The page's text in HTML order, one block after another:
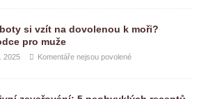
si vzít na dovolenou k moři?
pro muže
2025 Komentáře nejsou povolené